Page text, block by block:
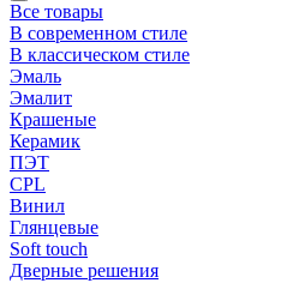
Все товары
В современном стиле
В классическом стиле
Эмаль
Эмалит
Крашеные
Керамик
ПЭТ
CPL
Винил
Глянцевые
Soft touch
Дверные решения